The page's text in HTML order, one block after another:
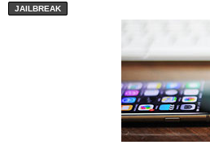
JAILBREAK